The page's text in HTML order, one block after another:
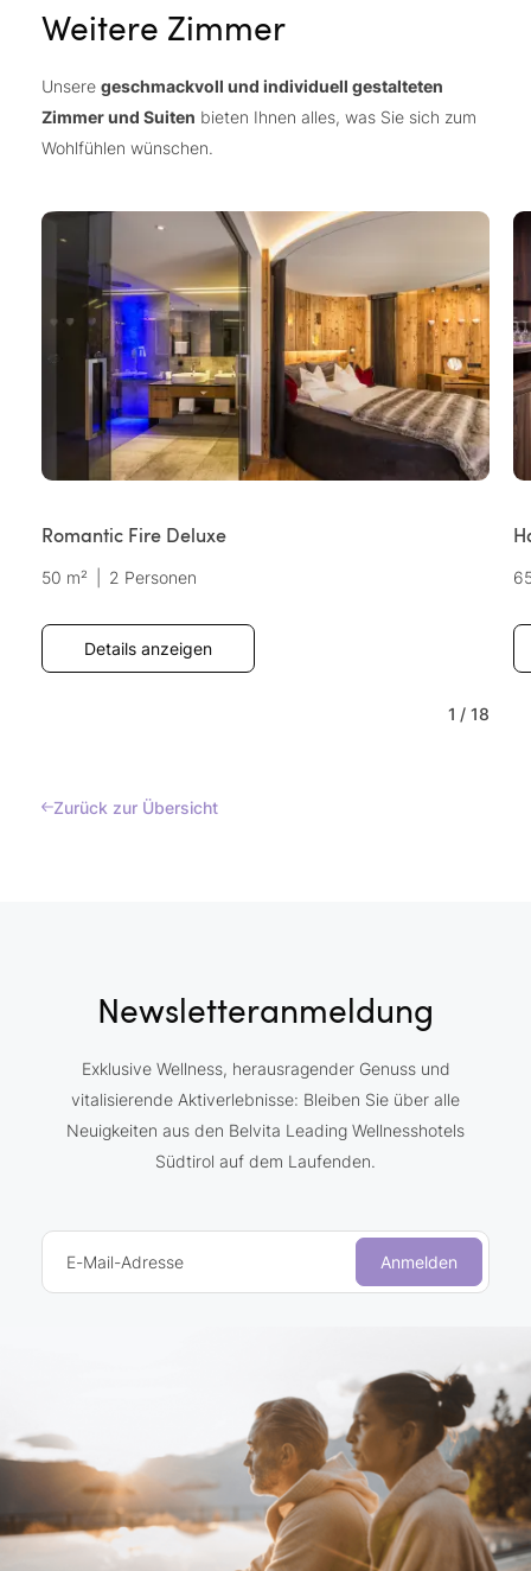
Weitere Zimmer
Unsere geschmackvoll und individuell gestalteten
Zimmer und Suiten bieten Ihnen alles, was Sie sich zum
Wohlfühlen wünschen.
Romantic Fire Deluxe
50 m² 2 Personen
Details anzeigen
1 / 18
Zurück zur Übersicht
Newsletteranmeldung
Exklusive Wellness, herausragender Genuss und
vitalisierende Aktiverlebnisse: Bleiben Sie über alle
Neuigkeiten aus den Belvita Leading Wellnesshotels
Südtirol auf dem Laufenden.
E-Mail-Adresse Anmelden